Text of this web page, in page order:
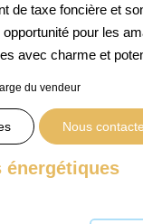
de taxe foncière et
pour les
avec charme et
du vendeur
Nous
énergétiques